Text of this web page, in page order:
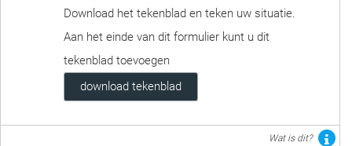
Download het tekenblad en teken uw situatie.
Aan het einde van dit formulier kunt u dit
tekenblad toevoegen
download tekenblad
Wat is dit?